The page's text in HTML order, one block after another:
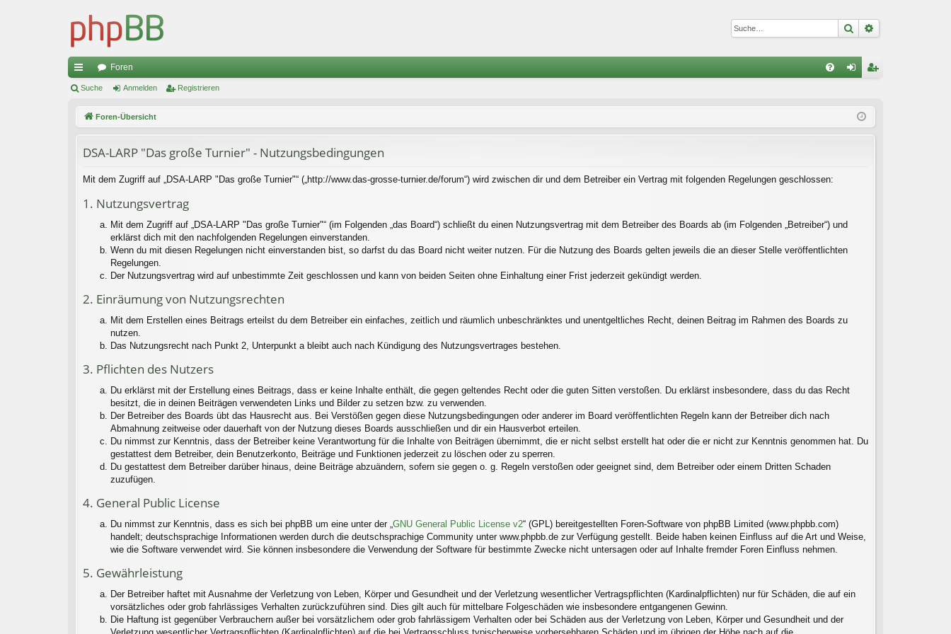
Suche
ch
Foren
ist
Suche Anmelden Registrieren
Foren-Übersicht
DSA-LARP "Das große Turnier" - Nutzungsbedingungen
Mit dem Zugriff auf „DSA-LARP "Das große Turnier"“ („http://www.das-grosse-turnier.de/forum“) wird zwischen dir und dem Betreiber ein Vertrag mit folgenden Regelungen geschlossen:
1. Nutzungsvertrag
Mit dem Zugriff auf „DSA-LARP "Das große Turnier"“ (im Folgenden „das Board“) schließt du einen Nutzungsvertrag mit dem Betreiber des Boards ab (im Folgenden „Betreiber“) und
erklärst dich mit den nachfolgenden Regelungen einverstanden.
Wenn du mit diesen Regelungen nicht einverstanden bist, so darfst du das Board nicht weiter nutzen. Für die Nutzung des Boards gelten jeweils die an dieser Stelle veröffentlichten
Regelungen.
Der Nutzungsvertrag wird auf unbestimmte Zeit geschlossen und kann von beiden Seiten ohne Einhaltung einer Frist jederzeit gekündigt werden.
2. Einräumung von Nutzungsrechten
Mit dem Erstellen eines Beitrags erteilst du dem Betreiber ein einfaches, zeitlich und räumlich unbeschränktes und unentgeltliches Recht, deinen Beitrag im Rahmen des Boards zu
nutzen.
Das Nutzungsrecht nach Punkt 2, Unterpunkt a bleibt auch nach Kündigung des Nutzungsvertrages bestehen.
3. Pflichten des Nutzers
Du erklärst mit der Erstellung eines Beitrags, dass er keine Inhalte enthält, die gegen geltendes Recht oder die guten Sitten verstoßen. Du erklärst insbesondere, dass du das Recht
besitzt, die in deinen Beiträgen verwendeten Links und Bilder zu setzen bzw. zu verwenden.
Der Betreiber des Boards übt das Hausrecht aus. Bei Verstößen gegen diese Nutzungsbedingungen oder anderer im Board veröffentlichten Regeln kann der Betreiber dich nach
Abmahnung zeitweise oder dauerhaft von der Nutzung dieses Boards ausschließen und dir ein Hausverbot erteilen.
Du nimmst zur Kenntnis, dass der Betreiber keine Verantwortung für die Inhalte von Beiträgen übernimmt, die er nicht selbst erstellt hat oder die er nicht zur Kenntnis genommen hat. Du
gestattest dem Betreiber, dein Benutzerkonto, Beiträge und Funktionen jederzeit zu löschen oder zu sperren.
Du gestattest dem Betreiber darüber hinaus, deine Beiträge abzuändern, sofern sie gegen o. g. Regeln verstoßen oder geeignet sind, dem Betreiber oder einem Dritten Schaden
zuzufügen.
4. General Public License
Du nimmst zur Kenntnis, dass es sich bei phpBB um eine unter der „GNU General Public License v2“ (GPL) bereitgestellten Foren-Software von phpBB Limited (www.phpbb.com)
handelt; deutschsprachige Informationen werden durch die deutschsprachige Community unter www.phpbb.de zur Verfügung gestellt. Beide haben keinen Einfluss auf die Art und Weise,
wie die Software verwendet wird. Sie können insbesondere die Verwendung der Software für bestimmte Zwecke nicht untersagen oder auf Inhalte fremder Foren Einfluss nehmen.
5. Gewährleistung
Der Betreiber haftet mit Ausnahme der Verletzung von Leben, Körper und Gesundheit und der Verletzung wesentlicher Vertragspflichten (Kardinalpflichten) nur für Schäden, die auf ein
vorsätzliches oder grob fahrlässiges Verhalten zurückzuführen sind. Dies gilt auch für mittelbare Folgeschäden wie insbesondere entgangenen Gewinn.
Die Haftung ist gegenüber Verbrauchern außer bei vorsätzlichem oder grob fahrlässigem Verhalten oder bei Schäden aus der Verletzung von Leben, Körper und Gesundheit und der